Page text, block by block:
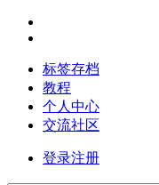
标签存档
教程
个人中心
交流社区
登录注册